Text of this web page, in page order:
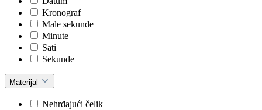
Kronograf
Male sekunde
Minute
Sati
Sekunde
Materijal
Nehrđajući čelik